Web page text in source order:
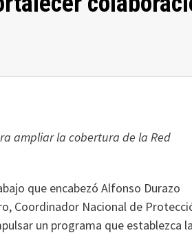
ampliar la cobertura de la Red
que encabezó Alfonso Durazo
Coordinador Nacional de
un programa que establezca